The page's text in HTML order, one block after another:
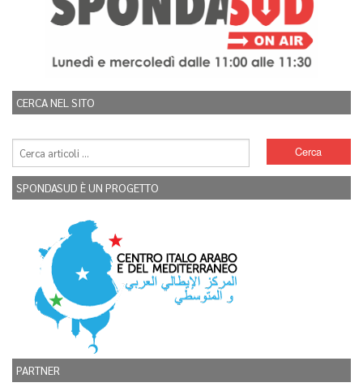
CERCA NEL SITO
SPONDASUD È UN PROGETTO
PARTNER